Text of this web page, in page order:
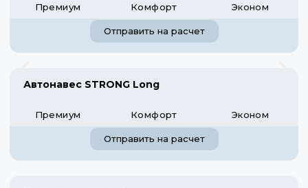
Премиум Комфорт Эконом
Отправить на расчет
Автонавес STRONG Long
Премиум Комфорт Эконом
Отправить на расчет